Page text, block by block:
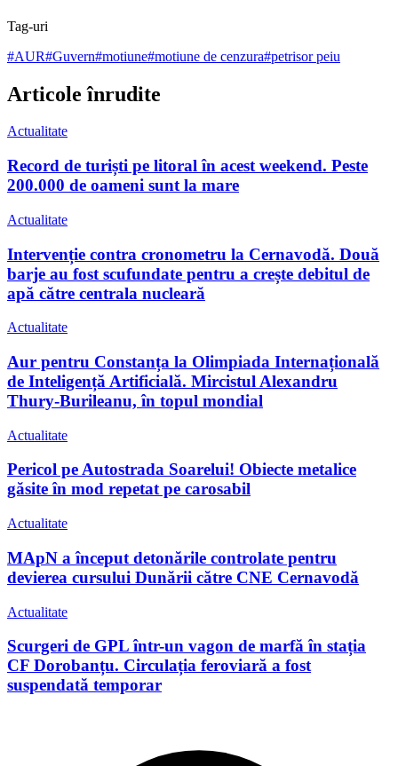
Tag-uri
#AUR#Guvern#motiune#motiune de cenzura#petrisor peiu
Articole înrudite
Actualitate
Record de turiști pe litoral în acest weekend. Peste
200.000 de oameni sunt la mare
Actualitate
Intervenție contra cronometru la Cernavodă. Două
barje au fost scufundate pentru a crește debitul de
apă către centrala nucleară
Actualitate
Aur pentru Constanța la Olimpiada Internațională
de Inteligență Artificială. Mircistul Alexandru
Thury-Burileanu, în topul mondial
Actualitate
Pericol pe Autostrada Soarelui! Obiecte metalice
găsite în mod repetat pe carosabil
Actualitate
MApN a început detonările controlate pentru
devierea cursului Dunării către CNE Cernavodă
Actualitate
Scurgeri de GPL într-un vagon de marfă în stația
CF Dorobanțu. Circulația feroviară a fost
suspendată temporar